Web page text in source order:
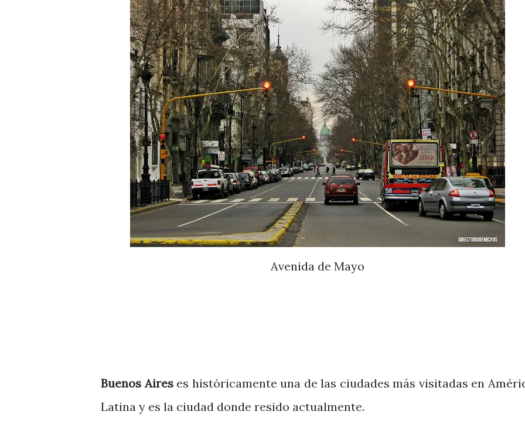
Avenida de Mayo
Buenos Aireses históricamente una de las ciudades más visitadas en
Latina y es la ciudad donde resido actualmente.